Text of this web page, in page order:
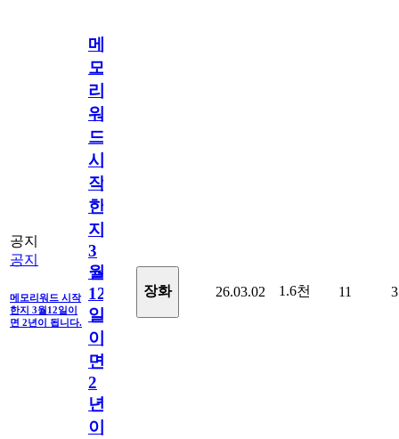
공지
공지
메모리워드 시작
한지 3월12일이
면 2년이 됩니다.
메
모
리
워
드
시
작
한
지
3
월
12
일
이
면
2
년
이
장화 26.03.02 1.6천 11 3